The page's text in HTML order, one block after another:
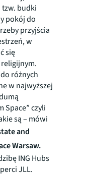
budki
pokój do
przyjścia
w
się
różnych
w najwyższej
Space” czyli
są – mówi
and
Warsaw.
ING Hubs
JLL.